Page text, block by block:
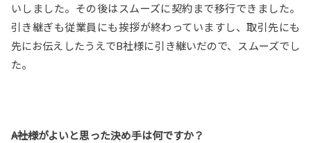
いしました。その後はスムーズに契約まで移行できました。
引き継ぎも従業員にも挨拶が終わっていますし、取引先にも
先にお伝えしたうえでB社様に引き継いだので、スムーズでし
た。
――A社様がよいと思った決め手は何ですか？